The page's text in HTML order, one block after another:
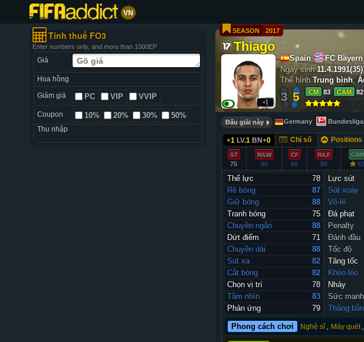
VN
Tính thuế FO3
Enter numbers only, and more than 1000EP
Giá
Hoa hồng
Giảm giá
PC VIP VVIP
Coupon 10% 20% 30% 50%
Thu nhập
Thiago
SEASON 2017
Spain
FC
Ngày sinh 11.4.1991(35)
Thể hình Trung bình,
3 5 CM 83 CAM 82
Đấu giải này Germany Bundesliga
+1 LV.1 BN+0 Chỉ số Positions
ST
75
R/LW
80
CF
80
R/LF
80
CAM
82
Thể lực
78
Rê bóng
87
Giữ bóng
88
Tranh bóng
75
Chuyền ngắn
88
Dứt điểm
71
Chuyền dài
88
Sút xa
82
Cắt bóng
82
Chọn vị trí
78
Tầm nhìn
83
Phản ứng
79
Lực sút
Sút xoáy
Vô-lê
Đá phạt
Penalty
Đánh đầu
Tốc độ
Tăng tốc
Khéo léo
Nhảy
Sức mạnh
Thăng
Phong cách chơi Nghệ sĩ Máy quét